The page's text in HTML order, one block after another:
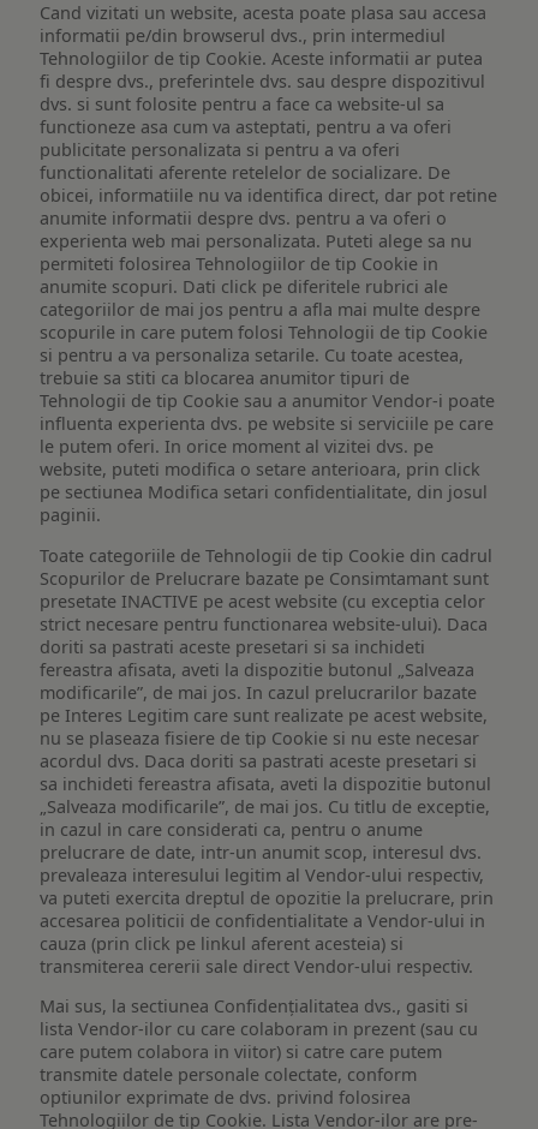
Cand vizitati un website, acesta poate plasa sau accesa
informatii pe/din browserul dvs., prin intermediul
Tehnologiilor de tip Cookie. Aceste informatii ar putea
fi despre dvs., preferintele dvs. sau despre dispozitivul
dvs. si sunt folosite pentru a face ca website-ul sa
functioneze asa cum va asteptati, pentru a va oferi
publicitate personalizata si pentru a va oferi
functionalitati aferente retelelor de socializare. De
obicei, informatiile nu va identifica direct, dar pot retine
anumite informatii despre dvs. pentru a va oferi o
experienta web mai personalizata. Puteti alege sa nu
permiteti folosirea Tehnologiilor de tip Cookie in
anumite scopuri. Dati click pe diferitele rubrici ale
categoriilor de mai jos pentru a afla mai multe despre
scopurile in care putem folosi Tehnologii de tip Cookie
si pentru a va personaliza setarile. Cu toate acestea,
trebuie sa stiti ca blocarea anumitor tipuri de
Tehnologii de tip Cookie sau a anumitor Vendor-i poate
influenta experienta dvs. pe website si serviciile pe care
le putem oferi. In orice moment al vizitei dvs. pe
website, puteti modifica o setare anterioara, prin click
pe sectiunea Modifica setari confidentialitate, din josul
paginii.
Toate categoriile de Tehnologii de tip Cookie din cadrul
Scopurilor de Prelucrare bazate pe Consimtamant sunt
presetate INACTIVE pe acest website (cu exceptia celor
strict necesare pentru functionarea website-ului). Daca
doriti sa pastrati aceste presetari si sa inchideti
fereastra afisata, aveti la dispozitie butonul „Salveaza
modificarile”, de mai jos. In cazul prelucrarilor bazate
pe Interes Legitim care sunt realizate pe acest website,
nu se plaseaza fisiere de tip Cookie si nu este necesar
acordul dvs. Daca doriti sa pastrati aceste presetari si
sa inchideti fereastra afisata, aveti la dispozitie butonul
„Salveaza modificarile”, de mai jos. Cu titlu de exceptie,
in cazul in care considerati ca, pentru o anume
prelucrare de date, intr-un anumit scop, interesul dvs.
prevaleaza interesului legitim al Vendor-ului respectiv,
va puteti exercita dreptul de opozitie la prelucrare, prin
accesarea politicii de confidentialitate a Vendor-ului in
cauza (prin click pe linkul aferent acesteia) si
transmiterea cererii sale direct Vendor-ului respectiv.
Mai sus, la sectiunea Confidențialitatea dvs., gasiti si
lista Vendor-ilor cu care colaboram in prezent (sau cu
care putem colabora in viitor) si catre care putem
transmite datele personale colectate, conform
optiunilor exprimate de dvs. privind folosirea
Tehnologiilor de tip Cookie. Lista Vendor-ilor are pre-